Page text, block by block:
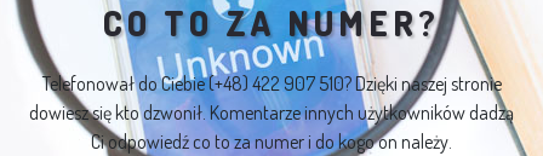
CO TO ZA NUMER?
Telefonował do Ciebie(+48) 422 907 510? Dzięki naszej stronie
dowiesz się kto dzwonił. Komentarze innych użytkowników dadzą
Ci odpowiedź co to za numer i do kogo on należy.